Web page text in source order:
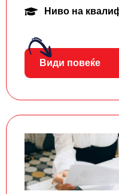
Ниво на
Види повеќе